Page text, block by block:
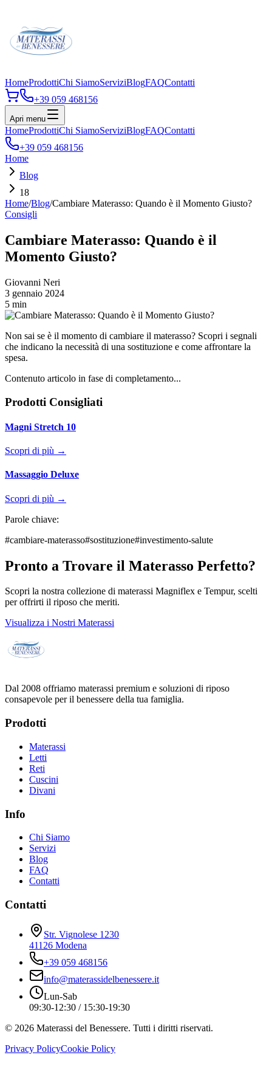
HomeProdottiChi SiamoServiziBlogFAQContatti
+39 059 468156
Apri menu
HomeProdottiChi SiamoServiziBlogFAQContatti
+39 059 468156
Home
Blog
18
Home/Blog/Cambiare Materasso: Quando è il Momento Giusto?
Consigli
Cambiare Materasso: Quando è il
Momento Giusto?
Giovanni Neri
3 gennaio 2024
5 min
Non sai se è il momento di cambiare il materasso? Scopri i segnali
che indicano la necessità di una sostituzione e come affrontare la
spesa.
Contenuto articolo in fase di completamento...
Prodotti Consigliati
Magni Stretch 10
Scopri di più →
Massaggio Deluxe
Scopri di più →
Parole chiave:
#cambiare-materasso#sostituzione#investimento-salute
Pronto a Trovare il Materasso Perfetto?
Scopri la nostra collezione di materassi Magniflex e Tempur, scelti
per offrirti il riposo che meriti.
Visualizza i Nostri Materassi
Dal 2008 offriamo materassi premium e soluzioni di riposo
consapevole per il benessere della tua famiglia.
Prodotti
Materassi
Letti
Reti
Cuscini
Divani
Info
Chi Siamo
Servizi
Blog
FAQ
Contatti
Contatti
Str. Vignolese 1230
41126 Modena
+39 059 468156
info@materassidelbenessere.it
Lun-Sab
09:30-12:30 / 15:30-19:30
© 2026 Materassi del Benessere. Tutti i diritti riservati.
Privacy PolicyCookie Policy